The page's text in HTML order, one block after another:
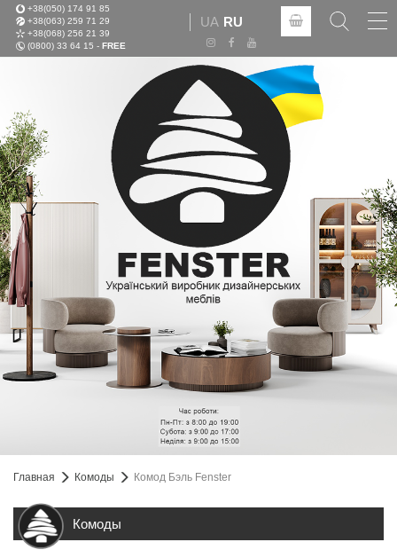
+38(050) 174 91 85
+38(063) 259 71 29
+38(068) 256 21 39
(0800) 33 64 15 - FREE
UA RU
Главная Комоды Комод Бэль Fenster
Комоды